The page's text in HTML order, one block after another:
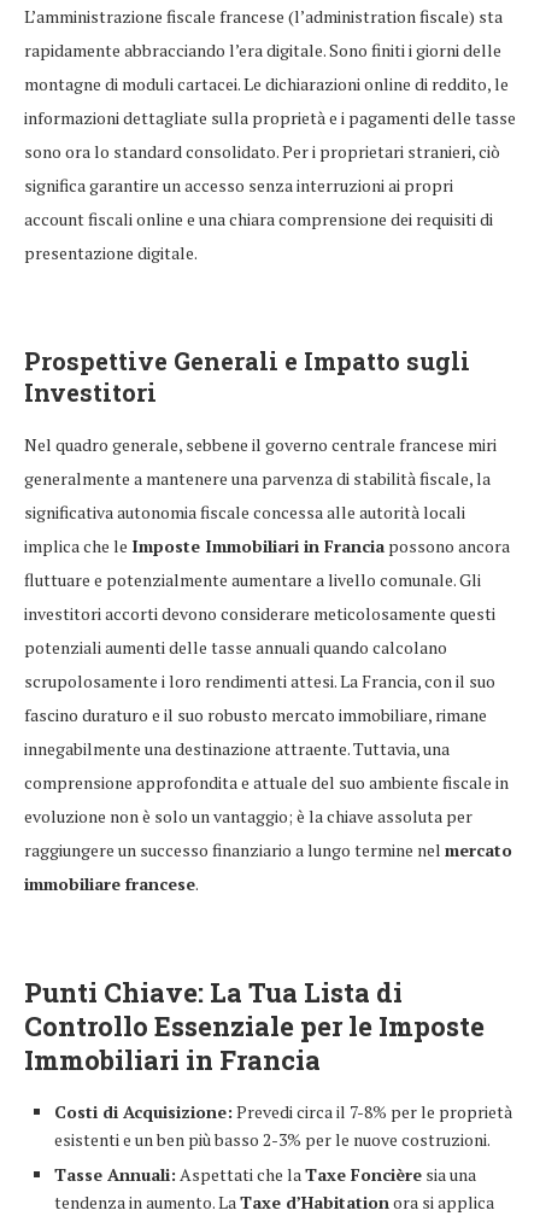
L’amministrazione fiscale francese (l’administration fiscale) sta
rapidamente abbracciando l’era digitale. Sono finiti i giorni delle
montagne di moduli cartacei. Le dichiarazioni online di reddito, le
informazioni dettagliate sulla proprietà e i pagamenti delle tasse
sono ora lo standard consolidato. Per i proprietari stranieri, ciò
significa garantire un accesso senza interruzioni ai propri
account fiscali online e una chiara comprensione dei requisiti di
presentazione digitale.
Prospettive Generali e Impatto sugli
Investitori
Nel quadro generale, sebbene il governo centrale francese miri
generalmente a mantenere una parvenza di stabilità fiscale, la
significativa autonomia fiscale concessa alle autorità locali
implica che le Imposte Immobiliari in Francia possono ancora
fluttuare e potenzialmente aumentare a livello comunale. Gli
investitori accorti devono considerare meticolosamente questi
potenziali aumenti delle tasse annuali quando calcolano
scrupolosamente i loro rendimenti attesi. La Francia, con il suo
fascino duraturo e il suo robusto mercato immobiliare, rimane
innegabilmente una destinazione attraente. Tuttavia, una
comprensione approfondita e attuale del suo ambiente fiscale in
evoluzione non è solo un vantaggio; è la chiave assoluta per
raggiungere un successo finanziario a lungo termine nel mercato
immobiliare francese.
Punti Chiave: La Tua Lista di
Controllo Essenziale per le Imposte
Immobiliari in Francia
Costi di Acquisizione: Prevedi circa il 7-8% per le proprietà
esistenti e un ben più basso 2-3% per le nuove costruzioni.
Tasse Annuali: Aspettati che laTaxe Foncière sia una
tendenza in aumento. LaTaxe d’Habitationora si applica